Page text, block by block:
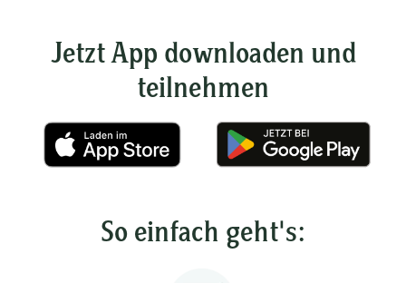
Jetzt App downloaden und
teilnehmen
So einfach geht's: